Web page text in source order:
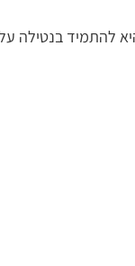
על פי